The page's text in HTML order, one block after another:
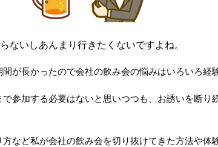
ないしあんまり行きたくないですよね。
が長かったので会社の飲み会の悩みはいろいろ経
参加する必要はないと思いつつも、お誘いを断り
など私が会社の飲み会を切り抜けてきた方法や体